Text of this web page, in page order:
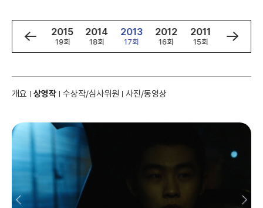
2016
20회
2015
19회
2014
18회
2013
17회
2012
16회
2011
15회
2010
14회
개요 상영작 수상작/심사위원 사진/동영상